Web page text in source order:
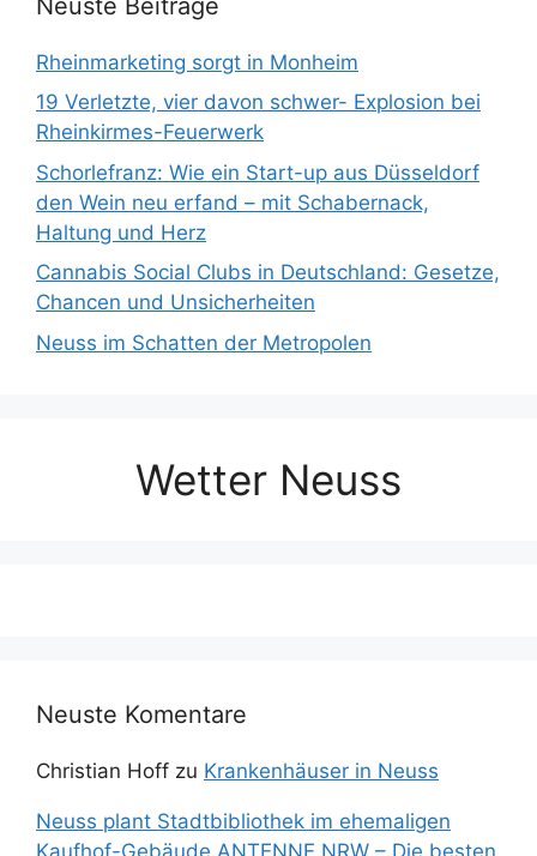
Neuste Beiträge
Rheinmarketing sorgt in Monheim
19 Verletzte, vier davon schwer- Explosion bei
Rheinkirmes-Feuerwerk
Schorlefranz: Wie ein Start-up aus Düsseldorf
den Wein neu erfand – mit Schabernack,
Haltung und Herz
Cannabis Social Clubs in Deutschland: Gesetze,
Chancen und Unsicherheiten
Neuss im Schatten der Metropolen
Wetter Neuss
Neuste Komentare
Christian Hoff zu Krankenhäuser in Neuss
Neuss plant Stadtbibliothek im ehemaligen
Kaufhof-Gebäude ANTENNE NRW – Die besten